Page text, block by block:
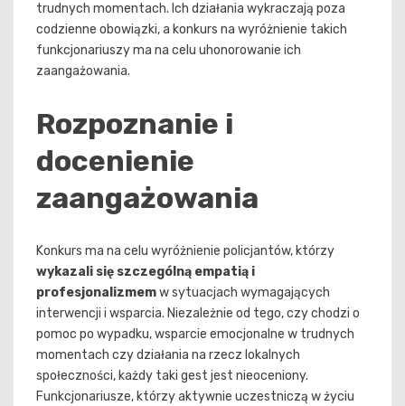
trudnych momentach. Ich działania wykraczają poza
codzienne obowiązki, a konkurs na wyróżnienie takich
funkcjonariuszy ma na celu uhonorowanie ich
zaangażowania.
Rozpoznanie i
docenienie
zaangażowania
Konkurs ma na celu wyróżnienie policjantów, którzy
wykazali się szczególną empatią i
profesjonalizmemw sytuacjach wymagających
interwencji i wsparcia. Niezależnie od tego, czy chodzi o
pomoc po wypadku, wsparcie emocjonalne w trudnych
momentach czy działania na rzecz lokalnych
społeczności, każdy taki gest jest nieoceniony.
Funkcjonariusze, którzy aktywnie uczestniczą w życiu